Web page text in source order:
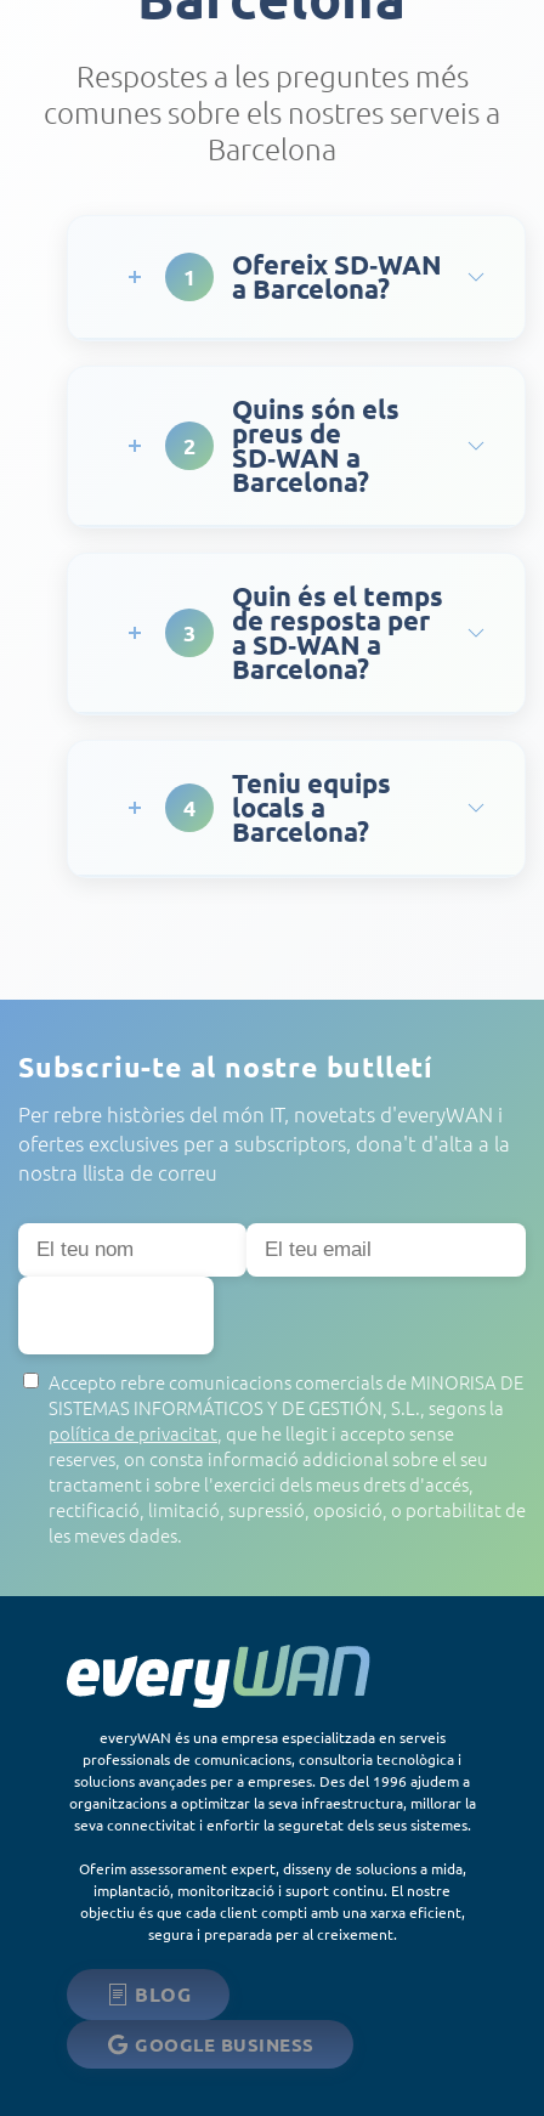
Respostes a les preguntes més
comunes sobre els nostres serveis a
Barcelona
1 Ofereix SD‑WAN
a Barcelona?
2
Quins són els
preus de
SD‑WAN a
Barcelona?
3
Quin és el temps
de resposta per
a SD‑WAN a
Barcelona?
4
Teniu equips
locals a
Barcelona?
Subscriu-te al nostre butlletí
Per rebre històries del món IT, novetats d'everyWAN i
ofertes exclusives per a subscriptors, dona't d'alta a la
nostra llista de correu
Accepto rebre comunicacions comercials de MINORISA DE
SISTEMAS INFORMÁTICOS Y DE GESTIÓN, S.L., segons la
política de privacitat, que he llegit i accepto sense
reserves, on consta informació addicional sobre el seu
tractament i sobre l'exercici dels meus drets d'accés,
rectificació, limitació, supressió, oposició, o portabilitat de
les meves dades.
everyWAN és una empresa especialitzada en serveis
professionals de comunicacions, consultoria tecnològica i
solucions avançades per a empreses. Des del 1996 ajudem a
organitzacions a optimitzar la seva infraestructura, millorar la
seva connectivitat i enfortir la seguretat dels seus sistemes.
Oferim assessorament expert, disseny de solucions a mida,
implantació, monitorització i suport continu. El nostre
objectiu és que cada client compti amb una xarxa eficient,
segura i preparada per al creixement.
BLOG
GOOGLE BUSINESS